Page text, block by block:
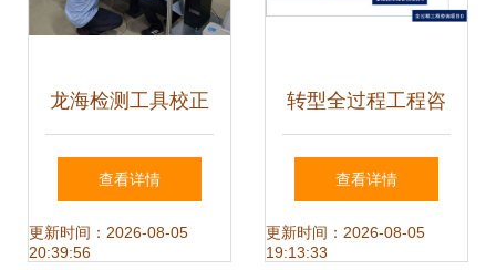
龙海检测工具校正
公司 电力工程与信
息咨询服务的专业
查看详情
更新时间：2026-08-05
20:39:56
转型全过程工程咨
询 监理企业如何破
解服务模式单一与
查看详情
更新时间：2026-08-05
19:13:33